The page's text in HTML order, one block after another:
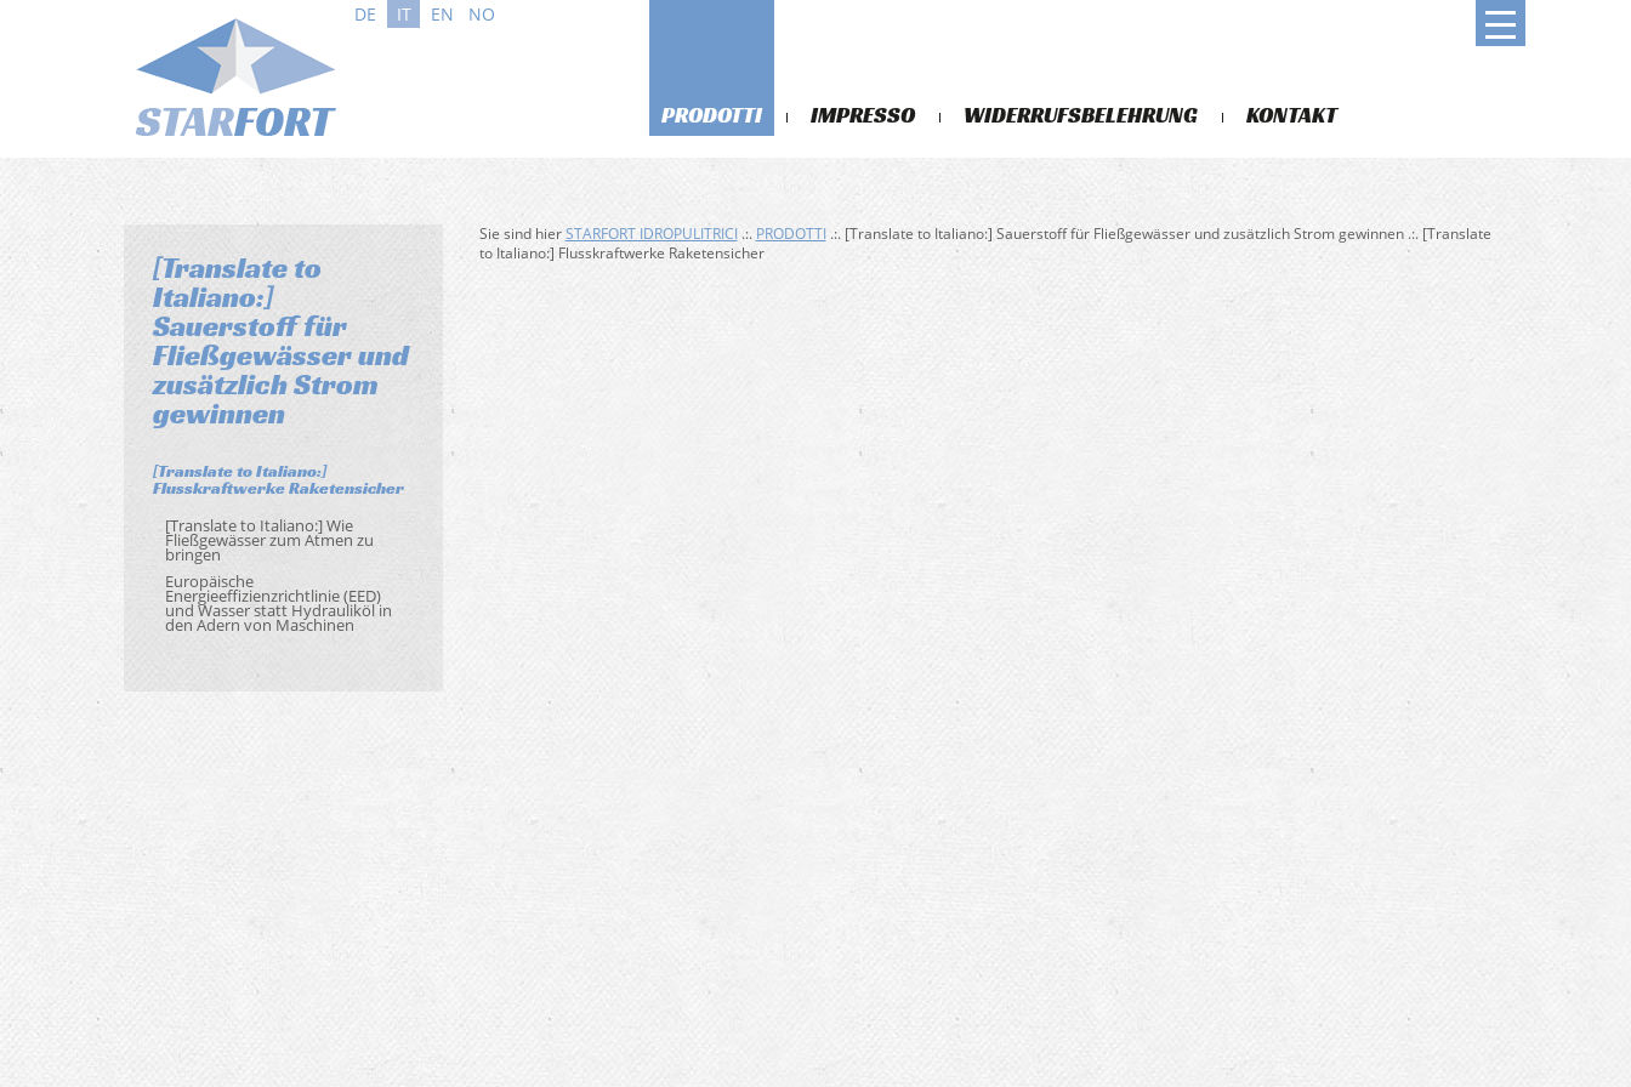
DE IT EN NO
PRODOTTI IMPRESSO WIDERRUFSBELEHRUNG KONTAKT
[Translate to
Italiano:]
Sauerstoff für
Fließgewässer und
zusätzlich Strom
gewinnen
[Translate to Italiano:]
Flusskraftwerke Raketensicher
[Translate to Italiano:] Wie
Fließgewässer zum Atmen zu
bringen
Europäische
Energieeffizienzrichtlinie (EED)
und Wasser statt Hydrauliköl in
den Adern von Maschinen
Sie sind hierSTARFORT IDROPULITRICI.:. PRODOTTI.:. [Translate to Italiano:] Sauerstoff für Fließgewässer und zusätzlich Strom gewinnen .:. [Translate
to Italiano:] Flusskraftwerke Raketensicher